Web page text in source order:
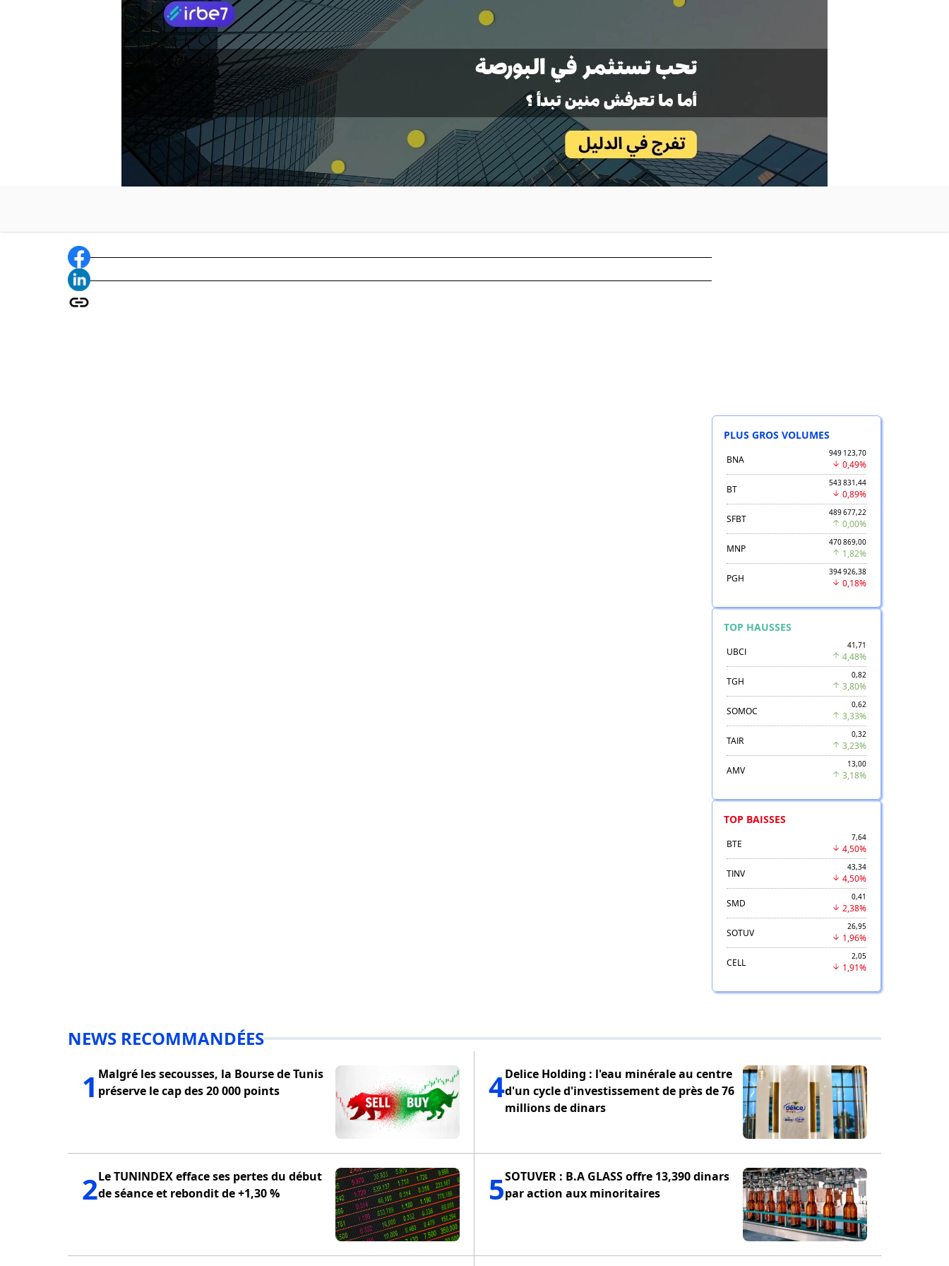
PLUS GROS VOLUMES
BNA
949 123,70
0,49%
BT
543 831,44
0,89%
SFBT
489 677,22
0,00%
MNP
470 869,00
1,82%
PGH
394 926,38
0,18%
TOP HAUSSES
UBCI
41,71
4,48%
TGH
0,82
3,80%
SOMOC
0,62
3,33%
TAIR
0,32
3,23%
AMV
13,00
3,18%
TOP BAISSES
BTE
7,64
4,50%
TINV
43,34
4,50%
SMD
0,41
2,38%
SOTUV
26,95
1,96%
CELL
2,05
1,91%
NEWS RECOMMANDÉES
1 Malgré les secousses, la Bourse de Tunis
préserve le cap des 20 000 points
2Le TUNINDEX efface ses pertes du début
de séance et rebondit de +1,30 %
4Delice Holding : l'eau minérale au centre
d'un cycle d'investissement de près de 76
millions de dinars
5SOTUVER : B.A GLASS offre 13,390 dinars
par action aux minoritaires